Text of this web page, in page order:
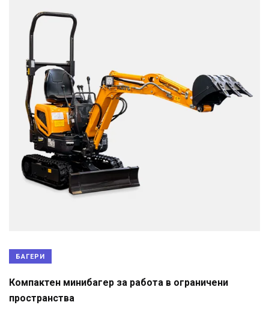
БАГЕРИ
Компактен минибагер за работа в ограничени
пространства